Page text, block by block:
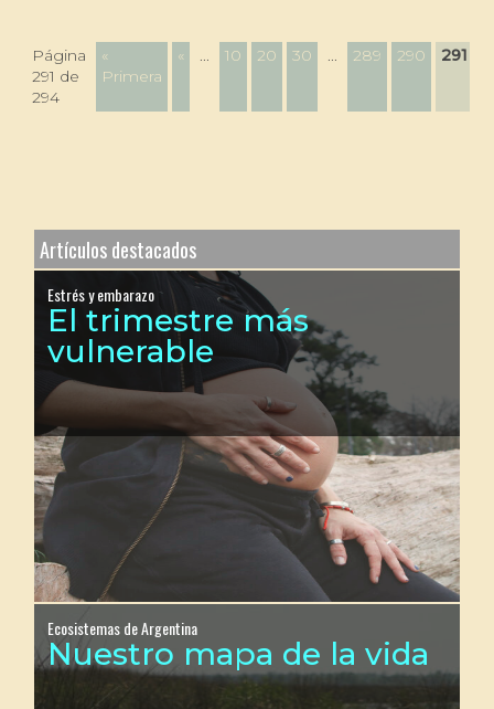
Página
291 de
294
«
Primera
« ... 10 20 30 ... 289 290 291
Artículos destacados
Estrés y embarazo
El trimestre más
vulnerable
Ecosistemas de Argentina
Nuestro mapa de la vida